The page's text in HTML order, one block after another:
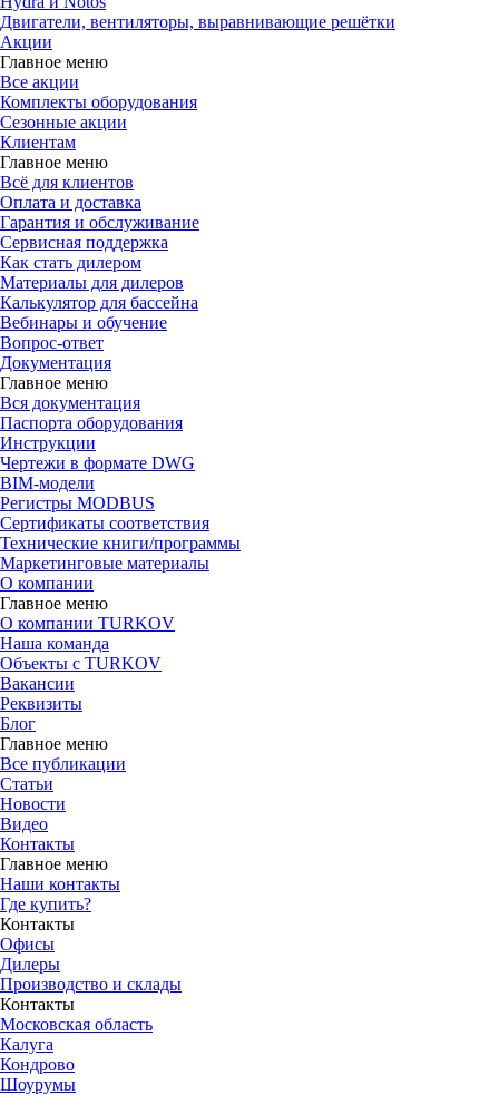
Двигатели, вентиляторы, выравнивающие решётки
Акции
Главное меню
Все акции
Комплекты оборудования
Сезонные акции
Клиентам
Главное меню
Всё для клиентов
Оплата и доставка
Гарантия и обслуживание
Сервисная поддержка
Как стать дилером
Материалы для дилеров
Калькулятор для бассейна
Вебинары и обучение
Вопрос-ответ
Документация
Главное меню
Вся документация
Паспорта оборудования
Инструкции
Чертежи в формате DWG
BIM-модели
Регистры MODBUS
Сертификаты соответствия
Технические книги/программы
Маркетинговые материалы
О компании
Главное меню
О компании TURKOV
Наша команда
Объекты с TURKOV
Вакансии
Реквизиты
Блог
Главное меню
Все публикации
Статьи
Новости
Видео
Контакты
Главное меню
Наши контакты
Где купить?
Контакты
Офисы
Дилеры
Производство и склады
Контакты
Московская область
Калуга
Кондрово
Шоурумы